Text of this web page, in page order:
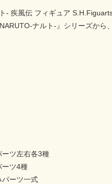
- 疾風伝 フィギュア
ナルト-』シリーズから
ーツ左右各3種
ーツ4種
パーツ一式